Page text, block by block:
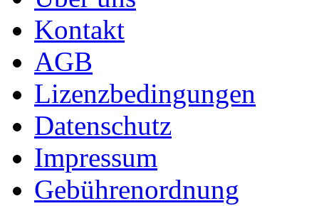
Kontakt
AGB
Lizenzbedingungen
Datenschutz
Impressum
Gebührenordnung